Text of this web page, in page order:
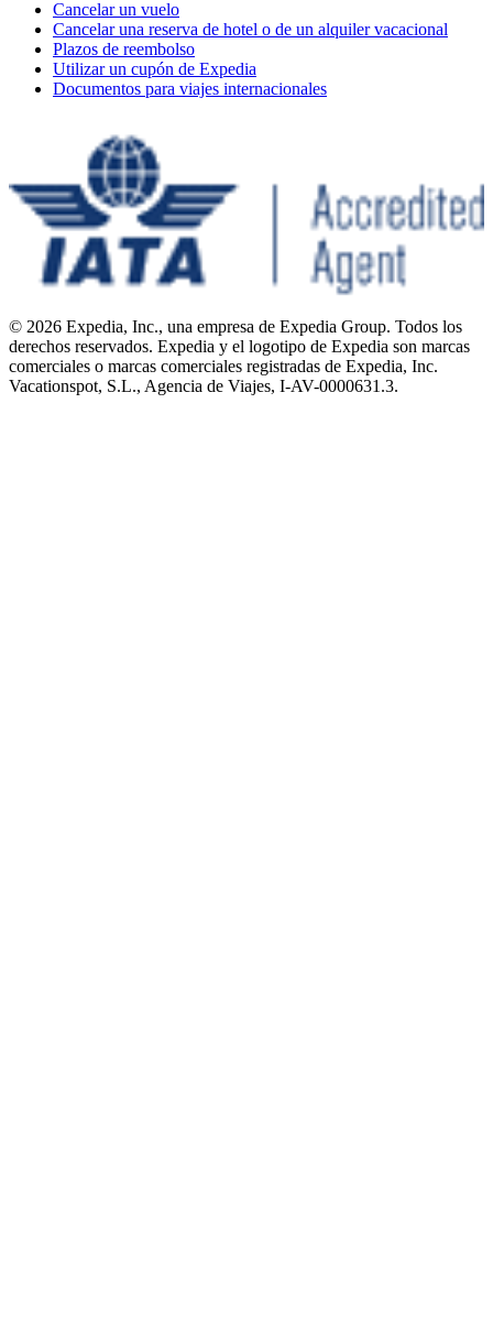
Cancelar un vuelo
Cancelar una reserva de hotel o de un alquiler vacacional
Plazos de reembolso
Utilizar un cupón de Expedia
Documentos para viajes internacionales
© 2026 Expedia, Inc., una empresa de Expedia Group. Todos los
derechos reservados. Expedia y el logotipo de Expedia son marcas
comerciales o marcas comerciales registradas de Expedia, Inc.
Vacationspot, S.L., Agencia de Viajes, I-AV-0000631.3.